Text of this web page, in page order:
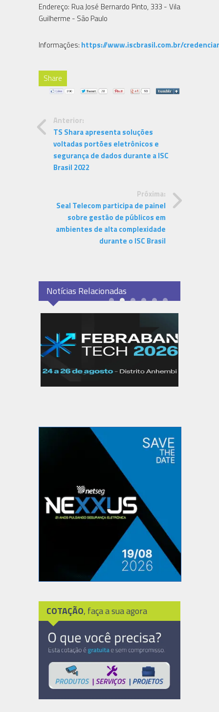
Endereço: Rua José Bernardo Pinto, 333 - Vila
Guilherme - São Paulo
Informações: https://www.iscbrasil.com.br/
Share
Anterior:
TS Shara apresenta soluções
voltadas portões eletrônicos e
segurança de dados durante a ISC
Brasil 2022
Próxima:
Seal Telecom participa de painel
sobre gestão de públicos em
ambientes de alta complexidade
durante o ISC Brasil
Notícias Relacionadas
COTAÇÃO, faça a sua agora